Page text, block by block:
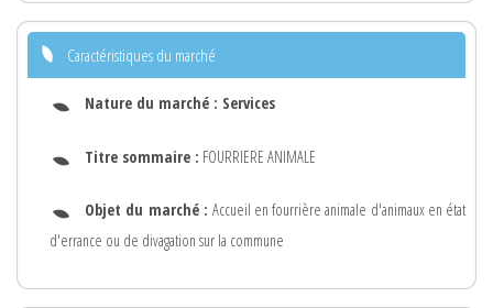
Caractéristiques du marché
Nature du marché : Services
Titre sommaire : FOURRIERE ANIMALE
Objet du marché : Accueil en fourrière animale d'animaux en état
d'errance ou de divagation sur la commune